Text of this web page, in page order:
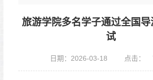
旅游学院多名学子通过全国
试​
日期：2026-03-18 点击：